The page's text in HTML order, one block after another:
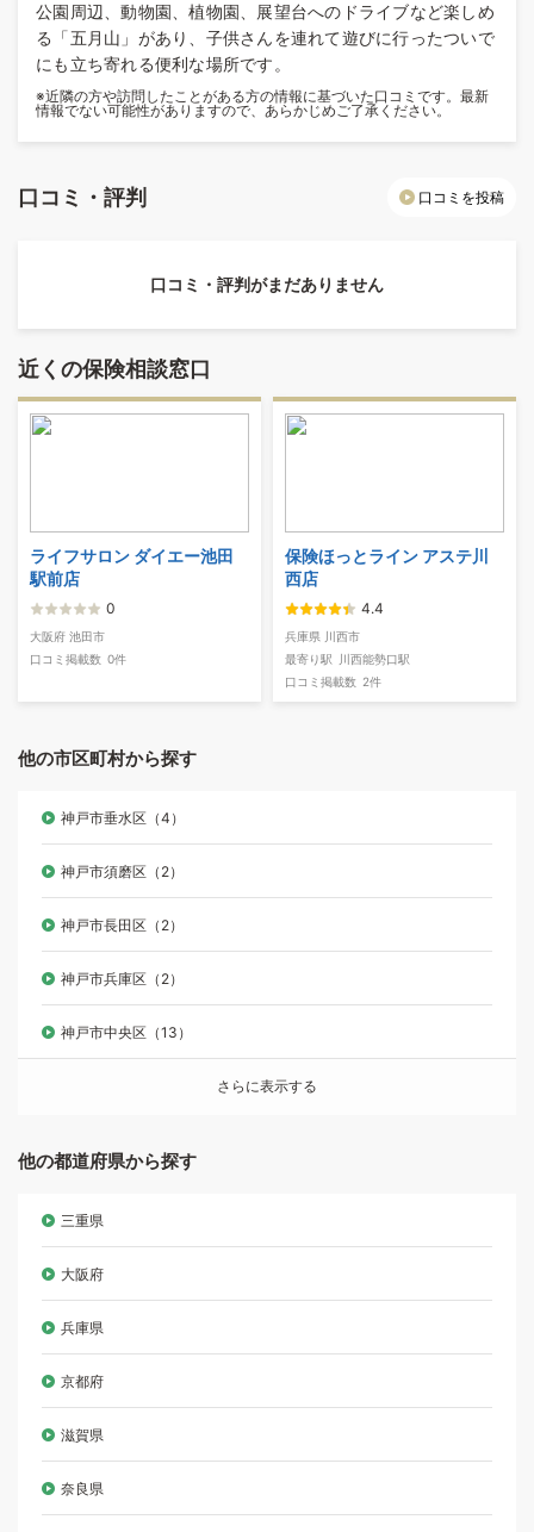
公園周辺、動物園、植物園、展望台へのドライブなど楽しめ
る「五月山」があり、子供さんを連れて遊びに行ったついで
にも立ち寄れる便利な場所です。
※近隣の方や訪問したことがある方の情報に基づいた口コミです。最新
情報でない可能性がありますので、あらかじめご了承ください。
口コミ・評判 口コミを投稿
口コミ・評判がまだありません
近くの保険相談窓口
ライフサロン ダイエー池田
駅前店
0
大阪府 池田市
口コミ掲載数 0件
保険ほっとライン アステ川
西店
4.4
兵庫県 川西市
最寄り駅
川西能勢口駅
口コミ掲載数 2件
他の市区町村から探す
神戸市垂水区（4）
神戸市須磨区（2）
神戸市長田区（2）
神戸市兵庫区（2）
神戸市中央区（13）
さらに表示する
他の都道府県から探す
三重県
大阪府
兵庫県
京都府
滋賀県
奈良県